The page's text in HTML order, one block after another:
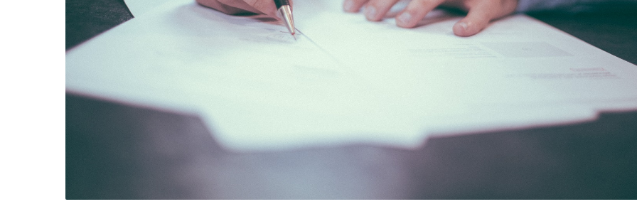
Coneix més
Galeria de Presidents
Seu Social